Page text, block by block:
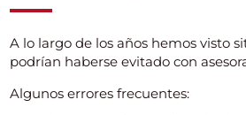
A lo largo de los años hemos visto
podrían haberse evitado con
Algunos errores frecuentes: